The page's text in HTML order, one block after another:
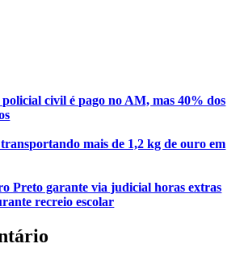
civil é pago no AM, mas 40% dos
mais de 1,2 kg de ouro em
Preto garante via judicial horas extras
recreio escolar